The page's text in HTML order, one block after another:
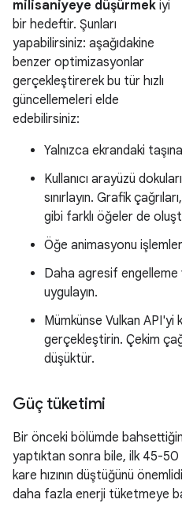
milisaniyeye düşürmek iyi
bir hedeftir. Şunları
yapabilirsiniz: aşağıdakine
benzer optimizasyonlar
gerçekleştirerek bu tür hızlı
güncellemeleri elde
edebilirsiniz:
Yalnızca ekrandaki
Kullanıcı arayüzü
sınırlayın. Grafik
gibi farklı öğeler de
Öğe animasyonu
Daha agresif
uygulayın.
Mümkünse Vulkan API'yi
gerçekleştirin. Çekim
düşüktür.
Güç tüketimi
Bir önceki bölümde
yaptıktan sonra bile, ilk 45-50
kare hızının düştüğünü
daha fazla enerji tüketmeye